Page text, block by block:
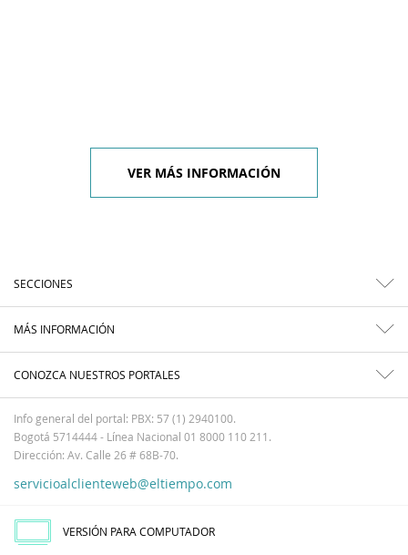
VER MÁS INFORMACIÓN
SECCIONES
MÁS INFORMACIÓN
CONOZCA NUESTROS PORTALES
Info general del portal: PBX: 57 (1) 2940100.
Bogotá 5714444 - Línea Nacional 01 8000 110 211.
Dirección: Av. Calle 26 # 68B-70.
servicioalclienteweb@eltiempo.com
VERSIÓN PARA COMPUTADOR